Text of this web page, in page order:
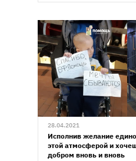
Исполнив желание
этой атмосферой и
добром вновь и вновь
28.04.2021